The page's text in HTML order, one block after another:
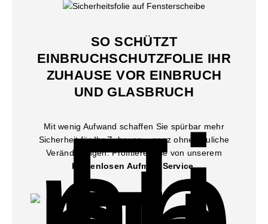
SO SCHÜTZT
EINBRUCHSCHUTZFOLIE IHR
ZUHAUSE VOR EINBRUCH
UND GLASBRUCH
Mit wenig Aufwand schaffen Sie spürbar mehr
Sicherheit für Ihr Zuhause – ganz ohne bauliche
Veränderungen. Profitieren Sie von unserem
kostenlosen Aufmaß-Service.